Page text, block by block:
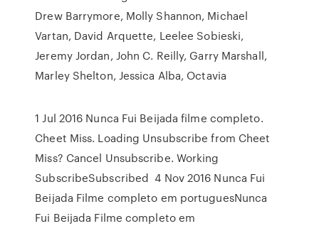
Drew Barrymore, Molly Shannon, Michael
Vartan, David Arquette, Leelee Sobieski,
Jeremy Jordan, John C. Reilly, Garry Marshall,
Marley Shelton, Jessica Alba, Octavia
1 Jul 2016 Nunca Fui Beijada filme completo.
Cheet Miss. Loading Unsubscribe from Cheet
Miss? Cancel Unsubscribe. Working
SubscribeSubscribed 4 Nov 2016 Nunca Fui
Beijada Filme completo em portuguesNunca
Fui Beijada Filme completo em